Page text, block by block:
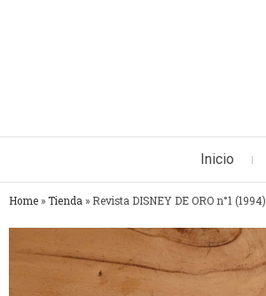
Inicio
Home » Tienda » Revista DISNEY DE ORO n°1 (1994)